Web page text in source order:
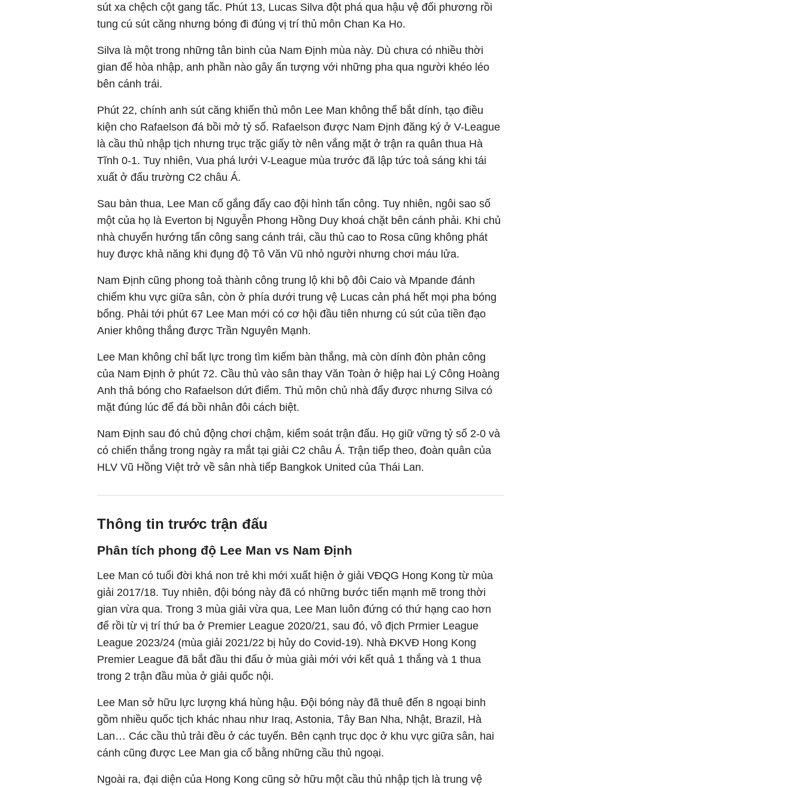
sút xa chệch cột gang tấc. Phút 13, Lucas Silva đột phá qua hậu vệ đối phương rồi
tung cú sút căng nhưng bóng đi đúng vị trí thủ môn Chan Ka Ho.
Silva là một trong những tân binh của Nam Định mùa này. Dù chưa có nhiều thời
gian để hòa nhập, anh phần nào gây ấn tượng với những pha qua người khéo léo
bên cánh trái.
Phút 22, chính anh sút căng khiến thủ môn Lee Man không thể bắt dính, tạo điều
kiện cho Rafaelson đá bồi mở tỷ số. Rafaelson được Nam Định đăng ký ở V-League
là cầu thủ nhập tịch nhưng trục trặc giấy tờ nên vắng mặt ở trận ra quân thua Hà
Tĩnh 0-1. Tuy nhiên, Vua phá lưới V-League mùa trước đã lập tức toả sáng khi tái
xuất ở đấu trường C2 châu Á.
Sau bàn thua, Lee Man cố gắng đẩy cao đội hình tấn công. Tuy nhiên, ngôi sao số
một của họ là Everton bị Nguyễn Phong Hồng Duy khoá chặt bên cánh phải. Khi chủ
nhà chuyển hướng tấn công sang cánh trái, cầu thủ cao to Rosa cũng không phát
huy được khả năng khi đụng độ Tô Văn Vũ nhỏ người nhưng chơi máu lửa.
Nam Định cũng phong toả thành công trung lộ khi bộ đôi Caio và Mpande đánh
chiếm khu vực giữa sân, còn ở phía dưới trung vệ Lucas cản phá hết mọi pha bóng
bổng. Phải tới phút 67 Lee Man mới có cơ hội đầu tiên nhưng cú sút của tiền đạo
Anier không thắng được Trần Nguyên Mạnh.
Lee Man không chỉ bất lực trong tìm kiếm bàn thắng, mà còn dính đòn phản công
của Nam Định ở phút 72. Cầu thủ vào sân thay Văn Toàn ở hiệp hai Lý Công Hoàng
Anh thả bóng cho Rafaelson dứt điểm. Thủ môn chủ nhà đẩy được nhưng Silva có
mặt đúng lúc để đá bồi nhân đôi cách biệt.
Nam Định sau đó chủ động chơi chậm, kiểm soát trận đấu. Họ giữ vững tỷ số 2-0 và
có chiến thắng trong ngày ra mắt tại giải C2 châu Á. Trận tiếp theo, đoàn quân của
HLV Vũ Hồng Việt trở về sân nhà tiếp Bangkok United của Thái Lan.
Thông tin trước trận đấu
Phân tích phong độ Lee Man vs Nam Định
Lee Man có tuổi đời khá non trẻ khi mới xuất hiện ở giải VĐQG Hong Kong từ mùa
giải 2017/18. Tuy nhiên, đội bóng này đã có những bước tiến mạnh mẽ trong thời
gian vừa qua. Trong 3 mùa giải vừa qua, Lee Man luôn đứng có thứ hạng cao hơn
để rồi từ vị trí thứ ba ở Premier League 2020/21, sau đó, vô địch Prmier League
League 2023/24 (mùa giải 2021/22 bị hủy do Covid-19). Nhà ĐKVĐ Hong Kong
Premier League đã bắt đầu thi đấu ở mùa giải mới với kết quả 1 thắng và 1 thua
trong 2 trận đầu mùa ở giải quốc nội.
Lee Man sở hữu lực lượng khá hùng hậu. Đội bóng này đã thuê đến 8 ngoại binh
gồm nhiều quốc tịch khác nhau như Iraq, Astonia, Tây Ban Nha, Nhật, Brazil, Hà
Lan… Các cầu thủ trải đều ở các tuyến. Bên cạnh trục dọc ở khu vực giữa sân, hai
cánh cũng được Lee Man gia cố bằng những cầu thủ ngoại.
Ngoài ra, đại diện của Hong Kong cũng sở hữu một cầu thủ nhập tịch là trung vệ